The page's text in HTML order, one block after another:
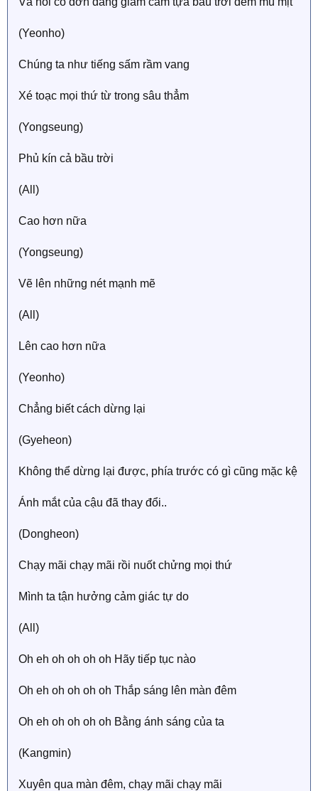
(Yeonho)
Chúng ta như tiếng sấm rầm vang
Xé toạc mọi thứ từ trong sâu thẳm
(Yongseung)
Phủ kín cả bầu trời
(All)
Cao hơn nữa
(Yongseung)
Vẽ lên những nét mạnh mẽ
(All)
Lên cao hơn nữa
(Yeonho)
Chẳng biết cách dừng lại
(Gyeheon)
Không thể dừng lại được, phía trước có gì cũng mặc kệ
Ánh mắt của cậu đã thay đổi..
(Dongheon)
Chạy mãi chạy mãi rồi nuốt chửng mọi thứ
Mình ta tận hưởng cảm giác tự do
(All)
Oh eh oh oh oh oh Hãy tiếp tục nào
Oh eh oh oh oh oh Thắp sáng lên màn đêm
Oh eh oh oh oh oh Bằng ánh sáng của ta
(Kangmin)
Xuyên qua màn đêm, chạy mãi chạy mãi